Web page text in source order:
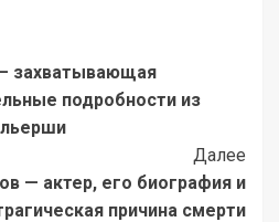
захватывающая
подробности из
Далее
— актер, его биография и
причина смерти